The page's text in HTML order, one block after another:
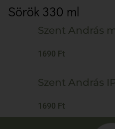
Sörök 330 ml
Szent András
1690 Ft
Szent András
1690 Ft